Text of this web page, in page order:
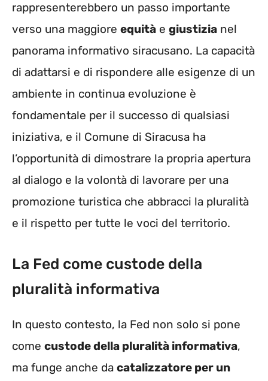
rappresenterebbero un passo importante
verso una maggiore equità e giustizia nel
panorama informativo siracusano. La capacità
di adattarsi e di rispondere alle esigenze di un
ambiente in continua evoluzione è
fondamentale per il successo di qualsiasi
iniziativa, e il Comune di Siracusa ha
l’opportunità di dimostrare la propria apertura
al dialogo e la volontà di lavorare per una
promozione turistica che abbracci la pluralità
e il rispetto per tutte le voci del territorio.
La Fed come custode della
pluralità informativa
In questo contesto, la Fed non solo si pone
come custode della pluralità informativa,
ma funge anche da catalizzatore per un